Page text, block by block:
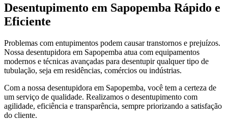
Desentupimento em Sapopemba Rápido e
Eficiente
Problemas com entupimentos podem causar transtornos e prejuízos.
Nossa desentupidora em Sapopemba atua com equipamentos
modernos e técnicas avançadas para desentupir qualquer tipo de
tubulação, seja em residências, comércios ou indústrias.
Com a nossa desentupidora em Sapopemba, você tem a certeza de
um serviço de qualidade. Realizamos o desentupimento com
agilidade, eficiência e transparência, sempre priorizando a satisfação
do cliente.